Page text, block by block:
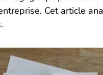
Cet article